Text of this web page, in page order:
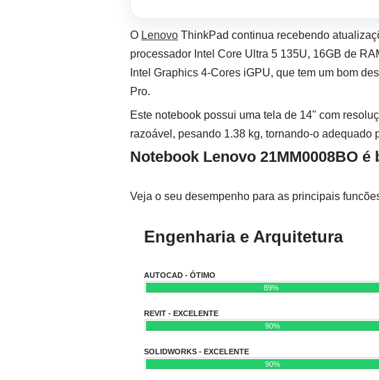
O Lenovo ThinkPad continua recebendo
processador Intel Core Ultra 5 135U, 16GB de
Intel Graphics 4-Cores iGPU, que tem um bom
Pro.
Este notebook possui uma tela de 14" com
razoável, pesando 1.38 kg, tornando-o adequado
Notebook Lenovo 21MM0008BO é
Veja o seu desempenho para as principais
Engenharia e Arquitetura
AUTOCAD - ÓTIMO
89%
REVIT - EXCELENTE
90%
SOLIDWORKS - EXCELENTE
90%